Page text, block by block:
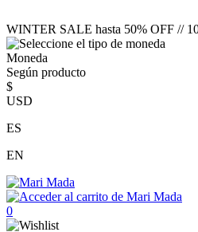
WINTER SALE hasta 50% OFF //
Moneda
Según producto
$
USD
ES
EN
0